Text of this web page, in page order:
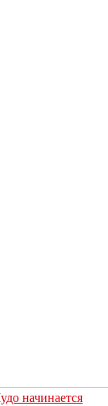
начинается